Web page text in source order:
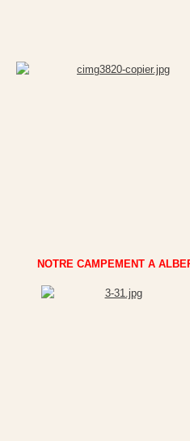
NOTRE CAMPEMENT A